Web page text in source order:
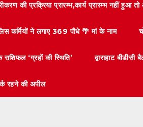
की प्रक्रिया प्रारम्भ,कार्य प्रारम्भ नहीं
कर्मियों ने लगाए 369 पौधे 🌴 मां के नाम
‘ग्रहों की स्थिति’ द्वाराहाट
रहने की अपील